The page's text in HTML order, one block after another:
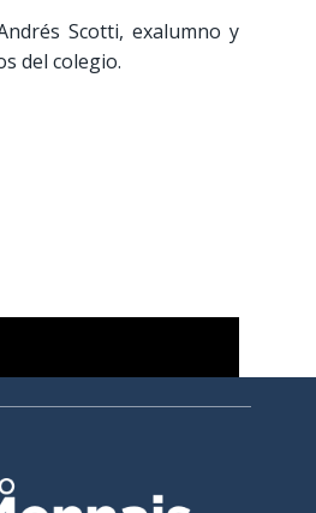
Scotti, exalumno y
del colegio.